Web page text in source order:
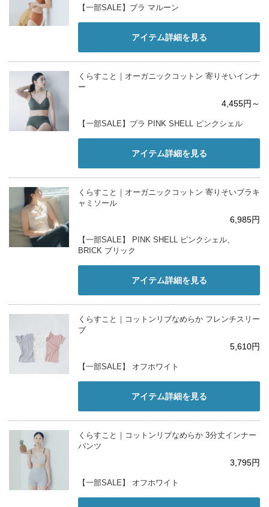
【一部SALE】ブラ マルーン
アイテム詳細を見る
くらすこと｜オーガニックコットン 寄りそいインナ
ー
4,455円～
【一部SALE】ブラ PINK SHELL ピンクシェル
アイテム詳細を見る
くらすこと｜オーガニックコットン 寄りそいブラキ
ャミソール
6,985円
【一部SALE】 PINK SHELL ピンクシェル、
BRICK ブリック
アイテム詳細を見る
くらすこと｜コットンリブなめらか フレンチスリー
ブ
5,610円
【一部SALE】 オフホワイト
アイテム詳細を見る
くらすこと｜コットンリブなめらか 3分丈インナー
パンツ
3,795円
【一部SALE】 オフホワイト